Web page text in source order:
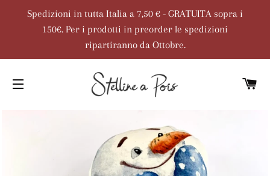
Spedizioni in tutta Italia a 7,50 € - GRATUITA sopra i
150€. Per i prodotti in preorder le spedizioni
ripartiranno da Ottobre.
NAVIGAZIONE DEL SITO